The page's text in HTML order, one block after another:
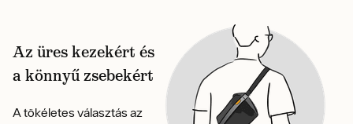
Az üres kezekért és
a könnyű zsebekért
A tökéletes választás az